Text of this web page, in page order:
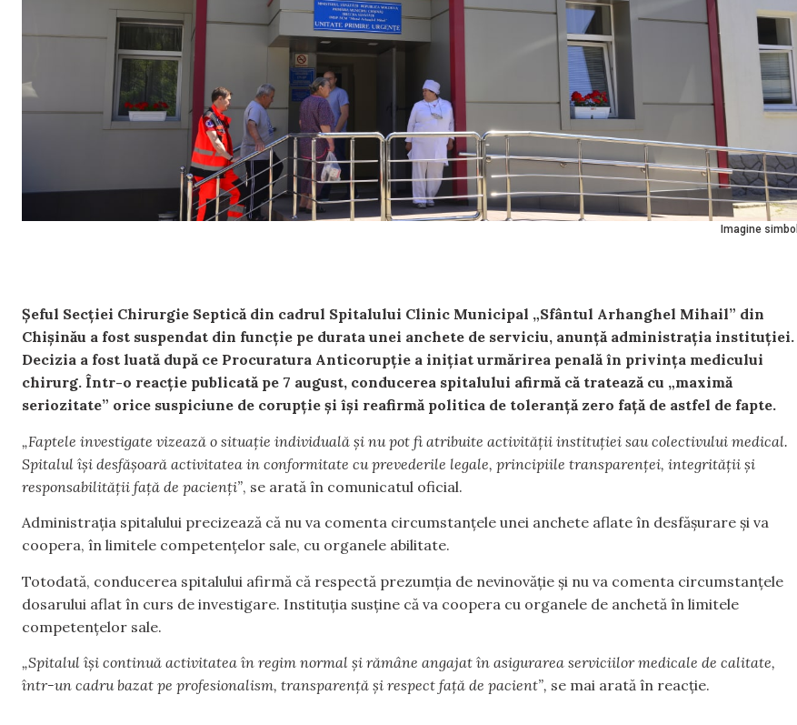
Imagine simbol
Șeful Secției Chirurgie Septică din cadrul Spitalului Clinic Municipal „Sfântul Arhanghel Mihail” din
Chișinău a fost suspendat din funcție pe durata unei anchete de serviciu, anunță administrația instituției.
Decizia a fost luată după ce Procuratura Anticorupție a inițiat urmărirea penală în privința medicului
chirurg. Într-o reacție publicată pe 7 august, conducerea spitalului afirmă că tratează cu „maximă
seriozitate” orice suspiciune de corupție și își reafirmă politica de toleranță zero față de astfel de fapte.
„Faptele investigate vizează o situație individuală și nu pot fi atribuite activității instituției sau colectivului medical.
Spitalul își desfășoară activitatea in conformitate cu prevederile legale, principiile transparenței, integrității și
responsabilității față de pacienți”, se arată în comunicatul oficial.
Administrația spitalului precizează că nu va comenta circumstanțele unei anchete aflate în desfășurare și va
coopera, în limitele competențelor sale, cu organele abilitate.
Totodată, conducerea spitalului afirmă că respectă prezumția de nevinovăție și nu va comenta circumstanțele
dosarului aflat în curs de investigare. Instituția susține că va coopera cu organele de anchetă în limitele
competențelor sale.
„Spitalul își continuă activitatea în regim normal și rămâne angajat în asigurarea serviciilor medicale de calitate,
într-un cadru bazat pe profesionalism, transparență și respect față de pacient”, se mai arată în reacție.